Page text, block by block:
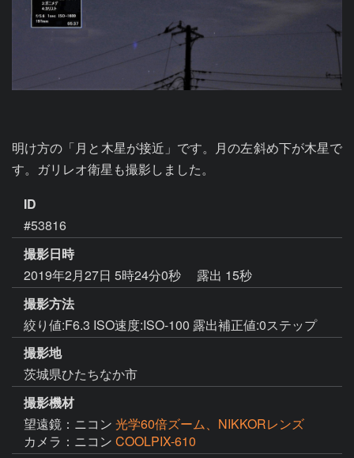
明け方の「月と木星が接近」です。月の左斜め下が木星で
す。ガリレオ衛星も撮影しました。
ID
#53816
撮影日時
2019年2月27日 5時24分0秒
露出 15秒
撮影方法
絞り値:F6.3 ISO速度:ISO-100 露出補正値:0ステップ
撮影地
茨城県ひたちなか市
撮影機材
望遠鏡：ニコン 光学60倍ズーム、NIKKORレンズ
カメラ：ニコン COOLPIX-610